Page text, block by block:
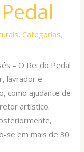
,Categorias,
– O Rei do Pedal
lavrador e
como ajudante de
artístico.
se em mais de 30